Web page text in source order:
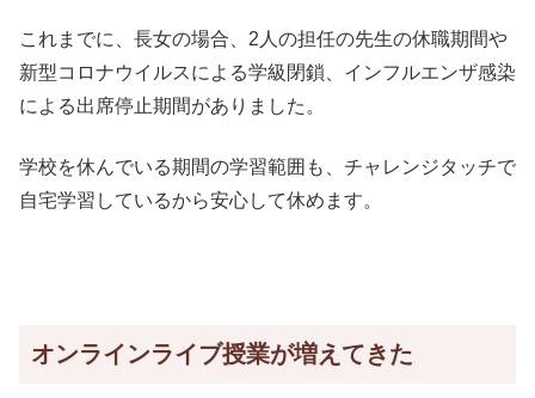
これまでに、長女の場合、2人の担任の先生の休職期間や
新型コロナウイルスによる学級閉鎖、インフルエンザ感染
による出席停止期間がありました。
学校を休んでいる期間の学習範囲も、チャレンジタッチで
自宅学習しているから安心して休めます。
オンラインライブ授業が増えてきた